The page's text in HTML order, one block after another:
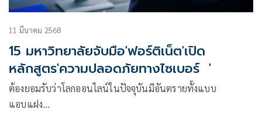
11 มีนาคม 2568
15 มหาวิทยาลัยจับมือ'ฟอร์ติเน็ต'เปิด
หลักสูตร'ความปลอดภัยทางไซเบอร์ '
ต้องยอมรับว่าโลกออนไลน์ในปัจจุบันมีอันตรายทั้งแบบ
แอบแฝง…